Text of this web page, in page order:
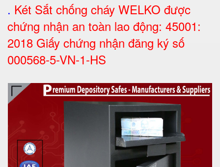
. Két Sắt chống cháy WELKO được
chứng nhận an toàn lao động: 45001:
2018 Giấy chứng nhận đăng ký số
000568-5-VN-1-HS